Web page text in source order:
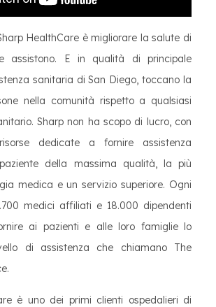
HealthCare è migliorare la salute di
assistono. E in qualità di principale
sanitaria di San Diego, toccano la
nella comunità rispetto a qualsiasi
Sharp non ha scopo di lucro, con
dedicate a fornire assistenza
della massima qualità, la più
medica e un servizio superiore. Ogni
medici affiliati e 18.000 dipendenti
ai pazienti e alle loro famiglie lo
di assistenza che chiamano The
è uno dei primi clienti ospedalieri di